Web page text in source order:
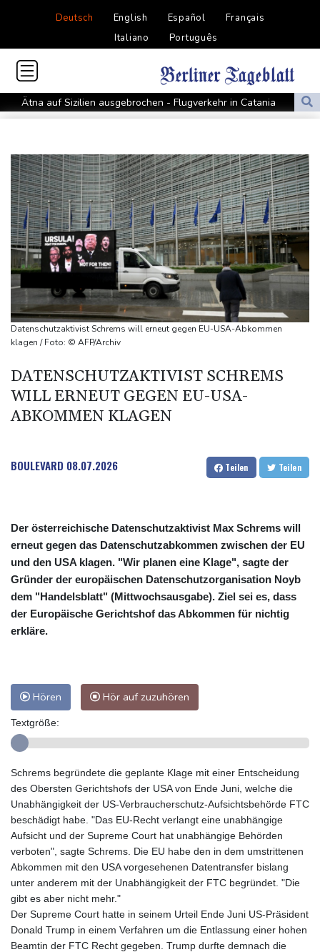
Deutsch English Español
Français
Italiano
Português
Ätna auf Sizilien ausgebrochen - Flugverkehr in Catania
zeitweise eingeschränkt
Explosion mutmaßlich ukrainischer Drohne in Bulgarien löst
diplomatische Verstimmung aus
Selenskyj warnt vor Folgen russischer Angriffe - Vucic für
Integrität der Ukraine
Sieg auf der längsten Etappe: Vollering übernimmt
Gesamtführung
Drohne explodiert an der Grenze zwischen Rumänien und
Bulgarien nahe Gaspipeline
Lionel Messi trauert um seinen Vater
Absturz von Ultraleichtflugzeug: 72-jähriger Pilot stirbt in Baden-
Selenskyj warnt in Belgrad vor Folgen russischer Angriffe für
den Winter
Drohnen über Bundeswehrstandort in Nordrhein-Westfalen
Datenschutzaktivist Schrems will erneut gegen EU-USA-Abkommen
klagen / Foto: © AFP/Archiv
DATENSCHUTZAKTIVIST SCHREMS
WILL ERNEUT GEGEN EU-USA-
ABKOMMEN KLAGEN
BOULEVARD 08.07.2026 Teilen Teilen
Der österreichische Datenschutzaktivist Max Schrems will
erneut gegen das Datenschutzabkommen zwischen der EU
und den USA klagen. "Wir planen eine Klage", sagte der
Gründer der europäischen Datenschutzorganisation Noyb
dem "Handelsblatt" (Mittwochsausgabe). Ziel sei es, dass
der Europäische Gerichtshof das Abkommen für nichtig
erkläre.
Hören Hör auf zuzuhören
Textgröße:
Schrems begründete die geplante Klage mit einer Entscheidung
des Obersten Gerichtshofs der USA von Ende Juni, welche die
Unabhängigkeit der US-Verbraucherschutz-Aufsichtsbehörde FTC
beschädigt habe. "Das EU-Recht verlangt eine unabhängige
Aufsicht und der Supreme Court hat unabhängige Behörden
verboten", sagte Schrems. Die EU habe den in dem umstrittenen
Abkommen mit den USA vorgesehenen Datentransfer bislang
unter anderem mit der Unabhängigkeit der FTC begründet. "Die
gibt es aber nicht mehr."
Der Supreme Court hatte in seinem Urteil Ende Juni US-Präsident
Donald Trump in einem Verfahren um die Entlassung einer hohen
Beamtin der FTC Recht gegeben. Trump durfte demnach die